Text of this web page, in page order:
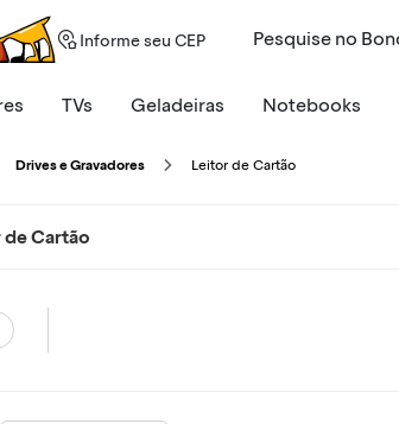
Informe seu CEP
Pesquise
TVs Geladeiras Notebooks
Drives e Gravadores Leitor de Cartão
de Cartão